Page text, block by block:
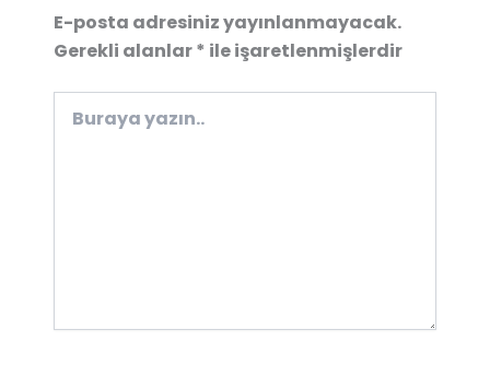
E-posta adresiniz yayınlanmayacak.
Gerekli alanlar* ile işaretlenmişlerdir
yazın..